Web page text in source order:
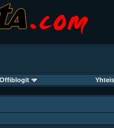
Offiblogit